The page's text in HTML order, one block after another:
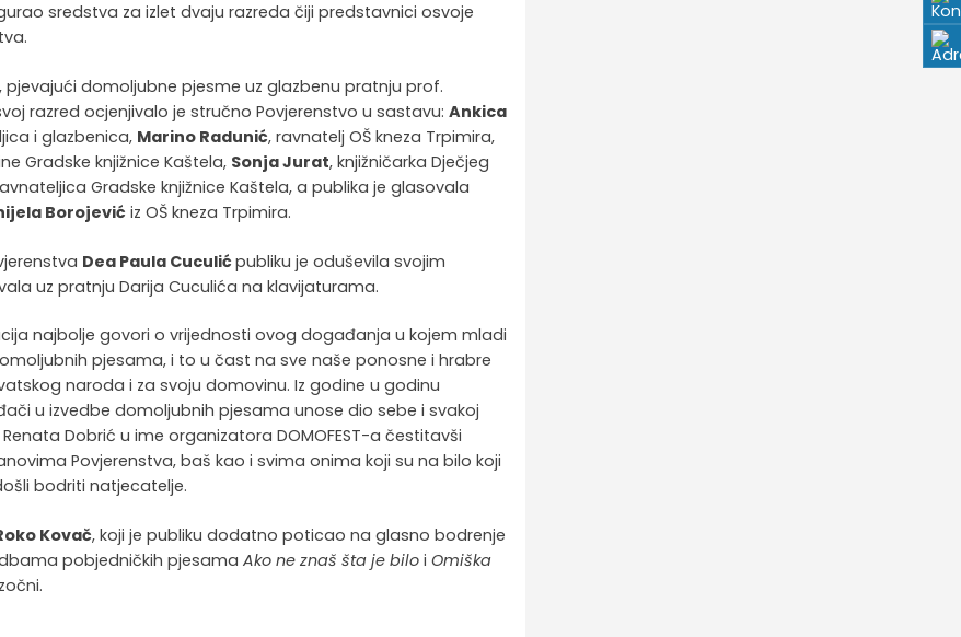
sredstva za izlet dvaju razreda čiji predstavnici osvoje
pjevajući domoljubne pjesme uz glazbenu pratnju prof.
razred ocjenjivalo je stručno Povjerenstvo u sastavu:Ankica
i glazbenica, Marino Radunić, ravnatelj OŠ kneza Trpimira,
Gradske knjižnice Kaštela, Sonja Jurat, knjižničarka Dječjeg
Gradske knjižnice Kaštela, a publika je glasovala
Borojević iz OŠ kneza Trpimira.
Dea Paula Cuculićpubliku je oduševila svojim
uz pratnju Darija Cuculića na klavijaturama.
najbolje govori o vrijednosti ovog događanja u kojem mladi
pjesama, i to u čast na sve naše ponosne i hrabre
naroda i za svoju domovinu. Iz godine u godinu
u izvedbe domoljubnih pjesama unose dio sebe i svakoj
Dobrić u ime organizatora DOMOFEST-a čestitavši
Povjerenstva, baš kao i svima onima koji su na bilo koji
bodriti natjecatelje.
Kovač, koji je publiku dodatno poticao na glasno bodrenje
pobjedničkih pjesamaAko ne znaš šta je bilo iOmiška